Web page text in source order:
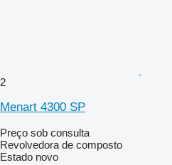
2
Menart 4300 SP
Preço sob consulta
Revolvedora de composto
Estado novo